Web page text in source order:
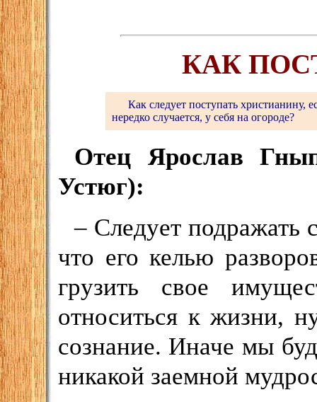
КАК
Как следует поступать христианину,
нередко случается, у себя на огороде?
Отец Ярослав
Устюг):
– Следует
что его келью
грузить свое
относиться к жизни,
сознание. Иначе мы
никакой заемной